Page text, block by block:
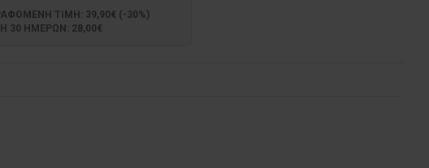
ΤΙΜΗ: 39,90€ (-30%)
30 ΗΜΕΡΩΝ: 28,00€